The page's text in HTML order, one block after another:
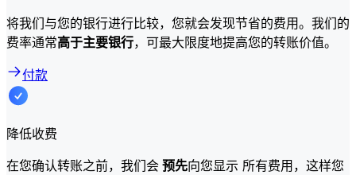
将我们与您的银行进行比较，您就会发现节省的费用。我们的
费率通常高于主要银行，可最大限度地提高您的转账价值。
付款
降低收费
在您确认转账之前，我们会 预先向您显示 所有费用，这样您